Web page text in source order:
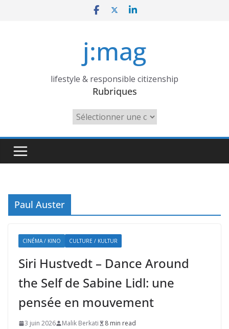
j:mag
lifestyle & responsible citizenship
Rubriques
Rubriques
Paul Auster
CINÉMA / KINO CULTURE / KULTUR
Siri Hustvedt – Dance Around
the Self de Sabine Lidl: une
pensée en mouvement
3 juin 2026 Malik Berkati
8 min read